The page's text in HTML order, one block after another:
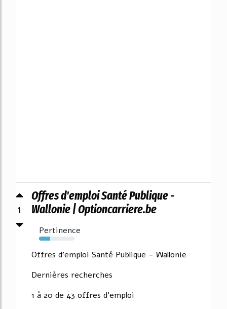
1
Offres d'emploi Santé Publique -
Wallonie | Optioncarriere.be
Pertinence
32%
Offres d'emploi Santé Publique - Wallonie
Dernières recherches
1 à 20 de 43 offres d'emploi